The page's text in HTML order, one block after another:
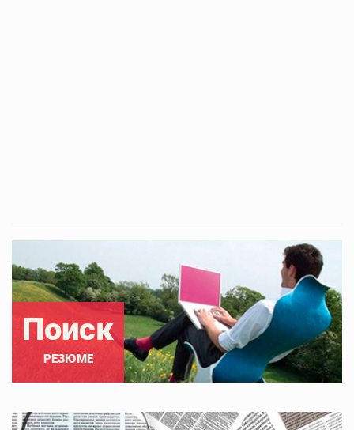
Поиск
РЕЗЮМЕ